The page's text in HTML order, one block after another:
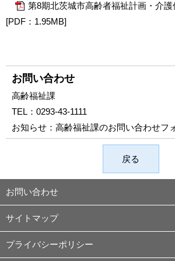
第8期北茨城市高齢者福祉計画・介
[PDF：1.95MB]
お問い合わせ
高齢福祉課
TEL： 0293-43-1111
お知らせ： 高齢福祉課のお問い合わせフ
戻る
お問い合わせ
サイトマップ
プライバシーポリシー